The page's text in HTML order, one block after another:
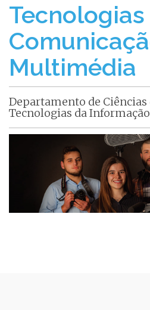
Multimédia
Departamento de Ciências
Tecnologias da Informação